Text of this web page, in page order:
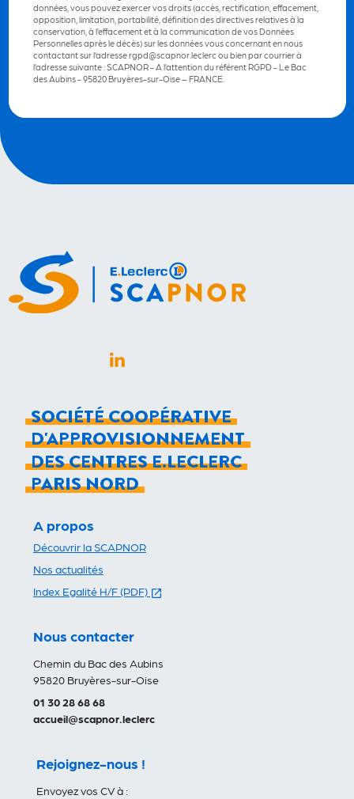
données, vous pouvez exercer vos droits (accès, rectification, effacement,
opposition, limitation, portabilité, définition des directives relatives à la
conservation, à l’effacement et à la communication de vos Données
Personnelles après le décès) sur les données vous concernant en nous
contactant sur l’adresse rgpd@scapnor.leclerc ou bien par courrier à
l’adresse suivante : SCAPNOR - A l’attention du référent RGPD - Le Bac
des Aubins - 95820 Bruyères-sur-Oise – FRANCE.
LinkedIn (s'ouvre dans un nouvel onglet)
SOCIÉTÉ COOPÉRATIVE
D'APPROVISIONNEMENT
DES CENTRES E.LECLERC
PARIS NORD
A propos
Découvrir la SCAPNOR
Nos actualités
Index Egalité H/F (PDF) (s'ouvre dans un nouvel onglet)
Nous contacter
Chemin du Bac des Aubins
95820 Bruyères-sur-Oise
01 30 28 68 68
accueil@scapnor.leclerc
Rejoignez-nous !
Envoyez vos CV à :